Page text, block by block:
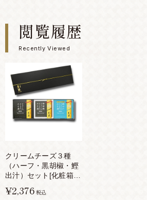
閲覧履歴
Recently Viewed
クリームチーズ３種
（ハーフ・黒胡椒・鰹
出汁）セット[化粧箱入
¥2,376 税込